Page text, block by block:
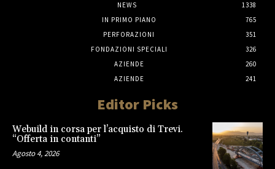
NEWS
1338
IN PRIMO PIANO
765
PERFORAZIONI
351
FONDAZIONI SPECIALI
326
AZIENDE
260
AZIENDE
241
Editor Picks
Webuild in corsa per l’acquisto di Trevi.
“Offerta in contanti”
Agosto 4, 2026